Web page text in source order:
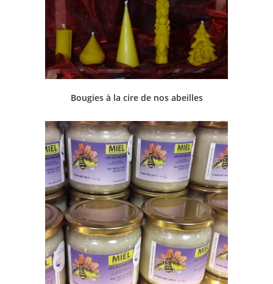
Bougies à la cire de nos abeilles